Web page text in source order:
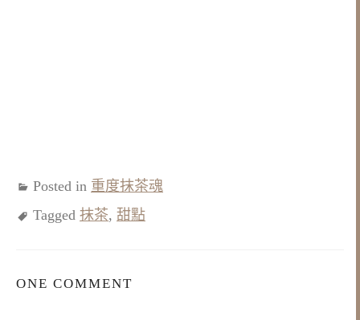
Posted in 重度抹茶魂
Tagged 抹茶, 甜點
ONE COMMENT